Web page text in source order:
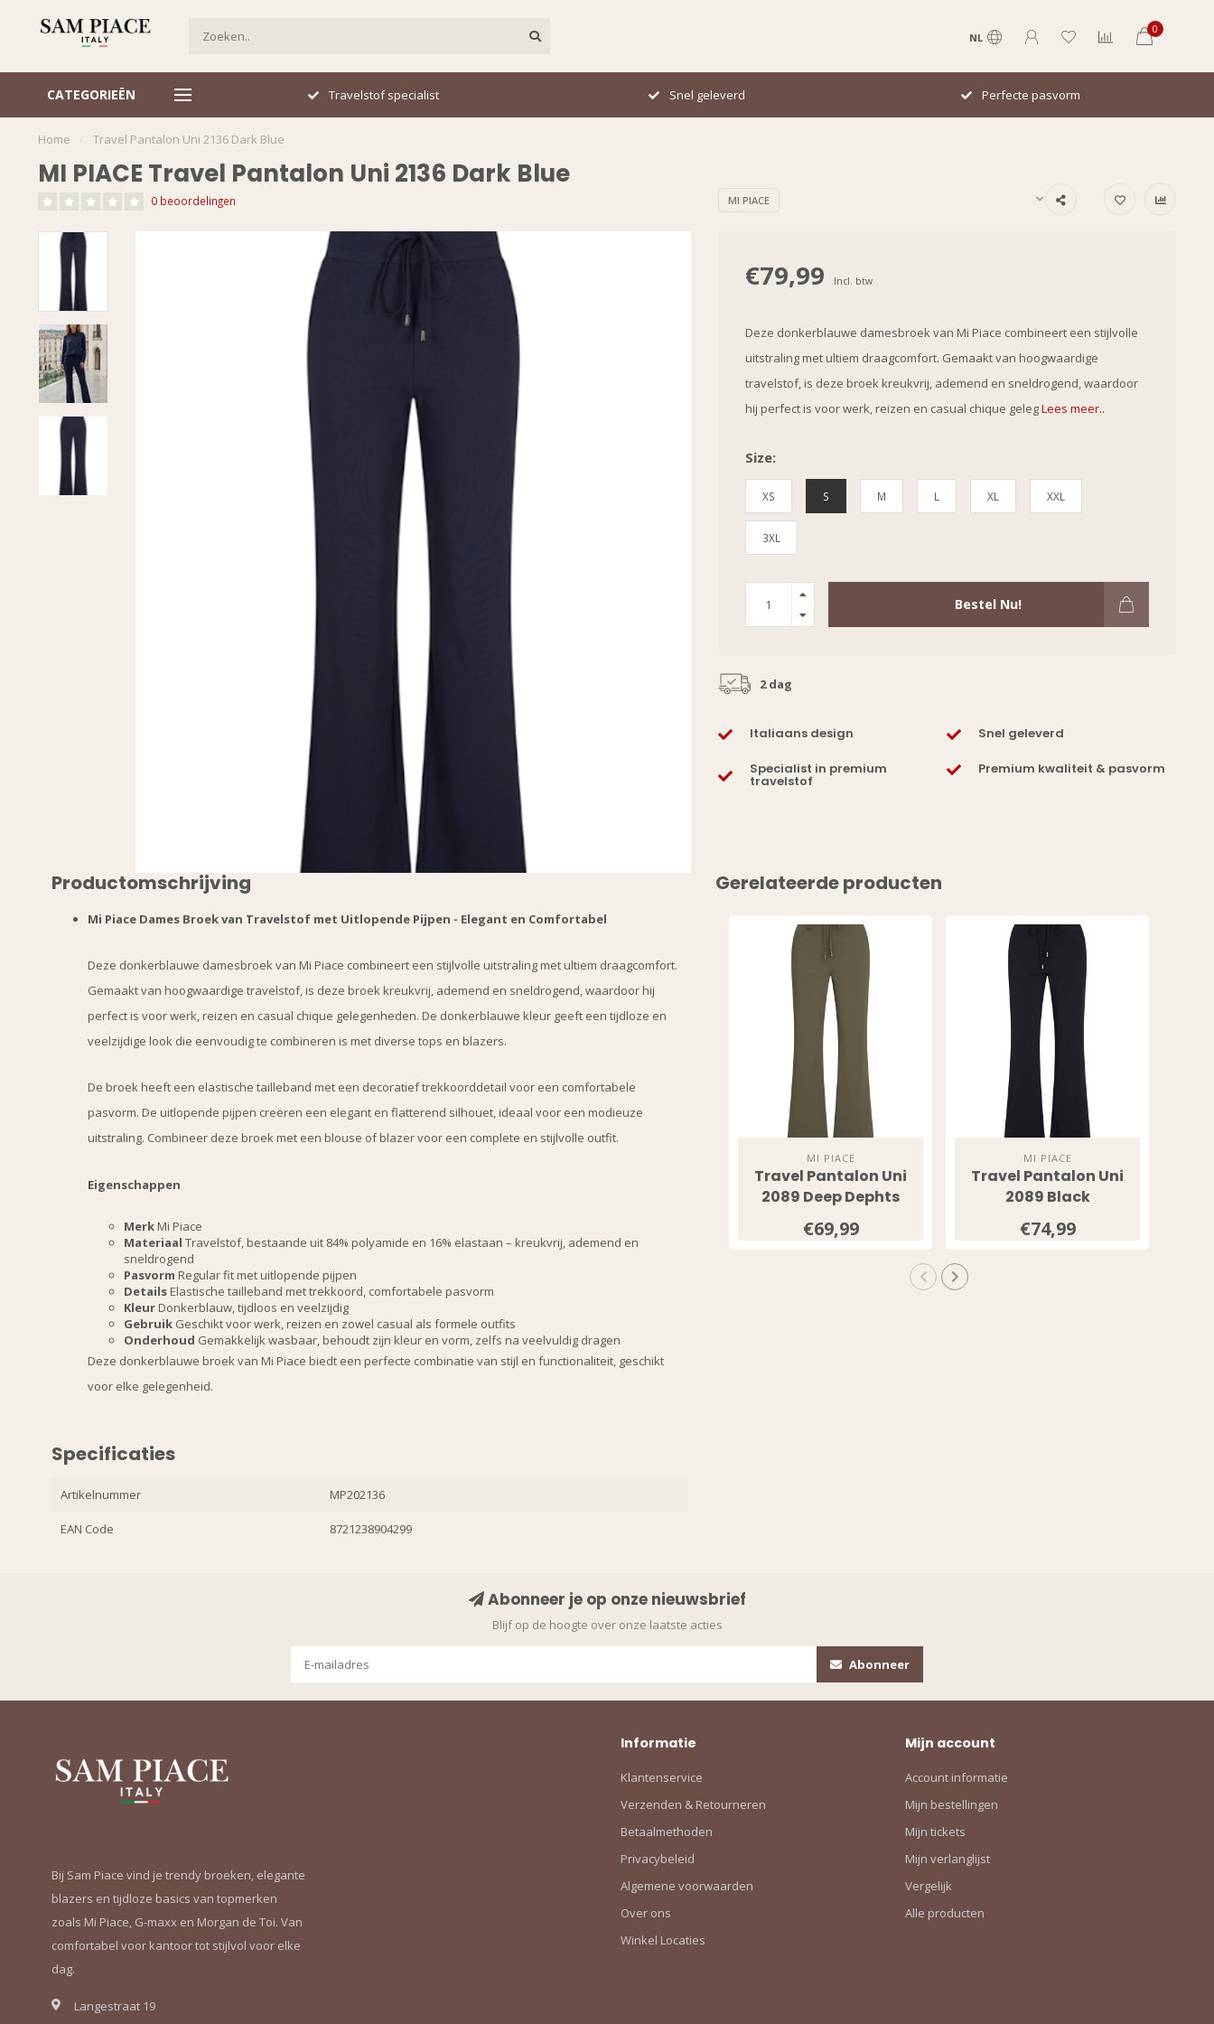
NL
0
CATEGORIEËN
Travelstof specialist Snel geleverd Perfecte pasvorm Italiaans design
Home Travel Pantalon Uni 2136 Dark Blue
MI PIACE Travel Pantalon Uni 2136 Dark Blue
0 beoordelingen MI PIACE
€79,99 Incl. btw
Deze donkerblauwe damesbroek van Mi Piace combineert een stijlvolle
uitstraling met ultiem draagcomfort. Gemaakt van hoogwaardige
travelstof, is deze broek kreukvrij, ademend en sneldrogend, waardoor
hij perfect is voor werk, reizen en casual chique gelegLees meer..
Size:
XS S M L XL XXL
3XL
Bestel Nu!
2 dag
Italiaans design Snel geleverd
Specialist in premium
travelstof
Premium kwaliteit & pasvorm
Productomschrijving
Mi Piace Dames Broek van Travelstof met Uitlopende Pijpen - Elegant en Comfortabel
Deze donkerblauwe damesbroek van Mi Piace combineert een stijlvolle uitstraling met ultiem draagcomfort.
Gemaakt van hoogwaardige travelstof, is deze broek kreukvrij, ademend en sneldrogend, waardoor hij
perfect is voor werk, reizen en casual chique gelegenheden. De donkerblauwe kleur geeft een tijdloze en
veelzijdige look die eenvoudig te combineren is met diverse tops en blazers.
De broek heeft een elastische tailleband met een decoratief trekkoorddetail voor een comfortabele
pasvorm. De uitlopende pijpen creëren een elegant en flatterend silhouet, ideaal voor een modieuze
uitstraling. Combineer deze broek met een blouse of blazer voor een complete en stijlvolle outfit.
Eigenschappen
Merk Mi Piace
Materiaal Travelstof, bestaande uit 84% polyamide en 16% elastaan – kreukvrij, ademend en
sneldrogend
Pasvorm Regular fit met uitlopende pijpen
Details Elastische tailleband met trekkoord, comfortabele pasvorm
Kleur Donkerblauw, tijdloos en veelzijdig
Gebruik Geschikt voor werk, reizen en zowel casual als formele outfits
Onderhoud Gemakkelijk wasbaar, behoudt zijn kleur en vorm, zelfs na veelvuldig dragen
Deze donkerblauwe broek van Mi Piace biedt een perfecte combinatie van stijl en functionaliteit, geschikt
voor elke gelegenheid.
Specificaties
Artikelnummer MP202136
EAN Code 8721238904299
Gerelateerde producten
MI PIACE
Travel Pantalon Uni
2089 Deep Dephts
€69,99
MI PIACE
Travel Pantalon Uni
2089 Black
€74,99
Abonneer je op onze nieuwsbrief
Blijf op de hoogte over onze laatste acties
Abonneer
Bij Sam Piace vind je trendy broeken, elegante
blazers en tijdloze basics van topmerken
zoals Mi Piace, G-maxx en Morgan de Toi. Van
comfortabel voor kantoor tot stijlvol voor elke
dag.
Langestraat 19
Informatie
Klantenservice
Verzenden & Retourneren
Betaalmethoden
Privacybeleid
Algemene voorwaarden
Over ons
Winkel Locaties
Mijn account
Account informatie
Mijn bestellingen
Mijn tickets
Mijn verlanglijst
Vergelijk
Alle producten
WANT ACCESS TO
EXCLUSIVE
DEALS?
Sign up to receive access to our latest updates
and best offers.
SIGN ME UP!